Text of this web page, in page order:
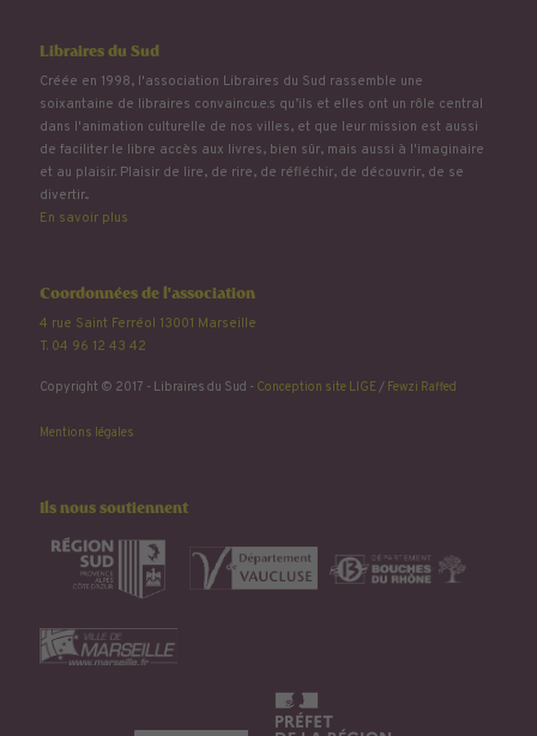
Libraires du Sud
Créée en 1998, l'association Libraires du Sud rassemble une
soixantaine de libraires convaincu.e.s qu’ils et elles ont un rôle central
dans l'animation culturelle de nos villes, et que leur mission est aussi
de faciliter le libre accès aux livres, bien sûr, mais aussi à l'imaginaire
et au plaisir. Plaisir de lire, de rire, de réfléchir, de découvrir, de se
divertir...
En savoir plus
Coordonnées de l'association
4 rue Saint Ferréol 13001 Marseille
T. 04 96 12 43 42
Copyright © 2017 - Libraires du Sud - Conception site LIGE/ Fewzi Raffed
Mentions légales
Ils nous soutiennent